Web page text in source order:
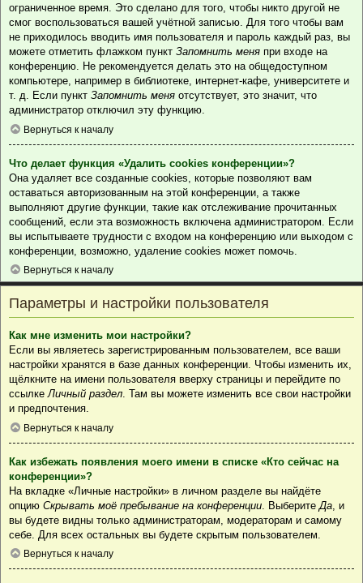
ограниченное время. Это сделано для того, чтобы никто другой не
смог воспользоваться вашей учётной записью. Для того чтобы вам
не приходилось вводить имя пользователя и пароль каждый раз, вы
можете отметить флажком пункт Запомнить меня при входе на
конференцию. Не рекомендуется делать это на общедоступном
компьютере, например в библиотеке, интернет-кафе, университете и
т. д. Если пункт Запомнить меня отсутствует, это значит, что
администратор отключил эту функцию.
Вернуться к началу
Что делает функция «Удалить cookies конференции»?
Она удаляет все созданные cookies, которые позволяют вам
оставаться авторизованным на этой конференции, а также
выполняют другие функции, такие как отслеживание прочитанных
сообщений, если эта возможность включена администратором. Если
вы испытываете трудности с входом на конференцию или выходом с
конференции, возможно, удаление cookies может помочь.
Вернуться к началу
Параметры и настройки пользователя
Как мне изменить мои настройки?
Если вы являетесь зарегистрированным пользователем, все ваши
настройки хранятся в базе данных конференции. Чтобы изменить их,
щёлкните на имени пользователя вверху страницы и перейдите по
ссылкеЛичный раздел. Там вы можете изменить все свои настройки
и предпочтения.
Вернуться к началу
Как избежать появления моего имени в списке «Кто сейчас на
конференции»?
На вкладке «Личные настройки» в личном разделе вы найдёте
опцию Скрывать моё пребывание на конференции . Выберите Да , и
вы будете видны только администраторам, модераторам и самому
себе. Для всех остальных вы будете скрытым пользователем.
Вернуться к началу